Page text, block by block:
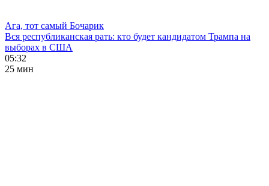
Ага, тот самый Бочарик
Вся республиканская рать: кто будет кандидатом Трампа на
выборах в США
05:32
25 мин